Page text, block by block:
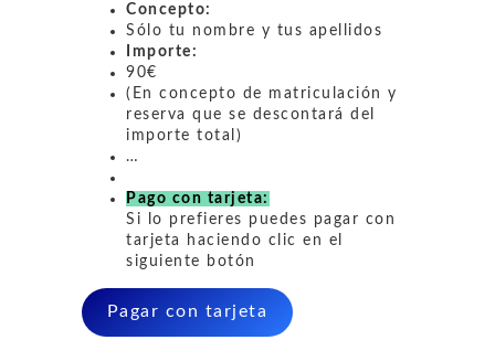
Concepto:
Sólo tu nombre y tus apellidos
Importe:
90€
(En concepto de matriculación y
reserva que se descontará del
importe total)
…
Pago con tarjeta:
Si lo prefieres puedes pagar con
tarjeta haciendo clic en el
siguiente botón
Pagar con tarjeta